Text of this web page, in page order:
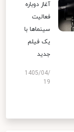
آغاز دوباره
فعالیت
سینماها با
یک فیلم
جدید
1405/04/
19